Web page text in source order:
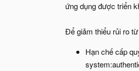
ứng dụng được triển
Để giảm thiểu rủi ro
Hạn chế cấp